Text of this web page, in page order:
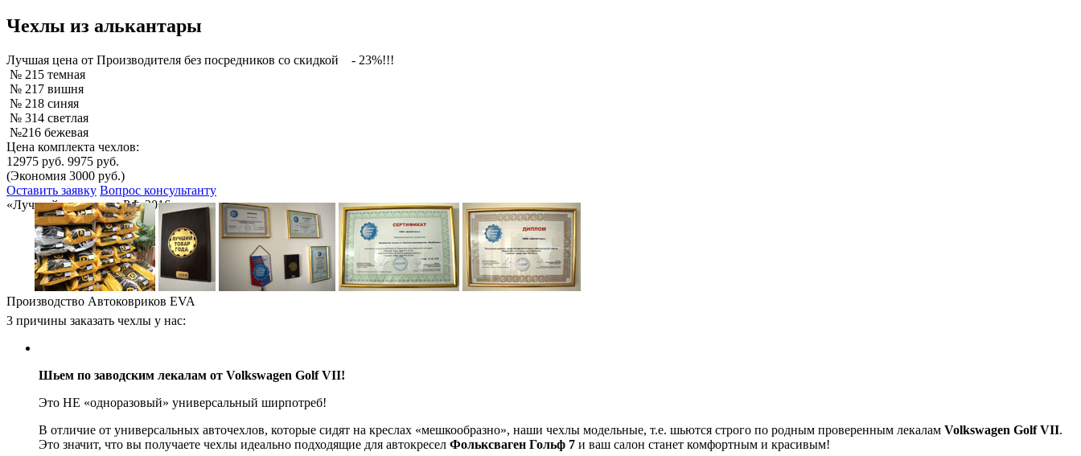
Чехлы из алькантары
Лучшая цена от Производителя без посредников со скидкой
- 23%!!!
№ 215 темная
№ 217 вишня
№ 218 синяя
№ 314 светлая
№216 бежевая
Цена комплекта чехлов:
12975 руб. 9975 руб.
(Экономия 3000 руб.)
Оставить заявку Вопрос консультанту
«Лучший товар года РФ-2016»
Производство Автоковриков EVA
3 причины заказать чехлы у нас:
Шьем по заводским лекалам от Volkswagen Golf VII!
Это НЕ «одноразовый» универсальный ширпотреб!
В отличие от универсальных авточехлов, которые сидят на креслах «мешкообразно», наши чехлы модельные, т.е. шьются строго по родным проверенным лекалам Volkswagen Golf VII.
Это значит, что вы получаете чехлы идеально подходящие для автокресел Фольксваген Гольф 7 и ваш салон станет комфортным и красивым!